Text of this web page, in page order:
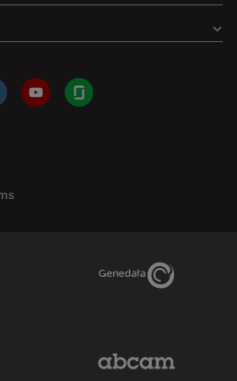
YouTubeGlassdoor
Genedata Link